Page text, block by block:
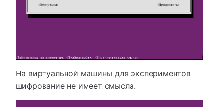
На виртуальной машины для экспериментов
шифрование не имеет смысла.